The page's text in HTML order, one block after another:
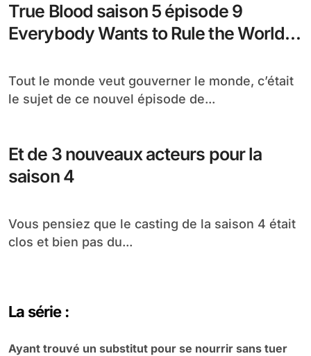
True Blood saison 5 épisode 9
Everybody Wants to Rule the World,
Tout le monde veut gouverner le monde, c’était
le sujet de ce nouvel épisode de...
Et de 3 nouveaux acteurs pour la
saison 4
Vous pensiez que le casting de la saison 4 était
clos et bien pas du...
La série :
Ayant trouvé un substitut pour se nourrir sans tuer